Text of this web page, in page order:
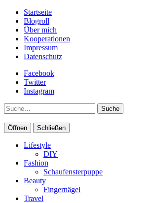
Startseite
Blogroll
Über mich
Kooperationen
Impressum
Datenschutz
Facebook
Twitter
Instagram
Suche
Öffnen Schließen
Lifestyle
DIY
Fashion
Schaufensterpuppe
Beauty
Fingernägel
Travel